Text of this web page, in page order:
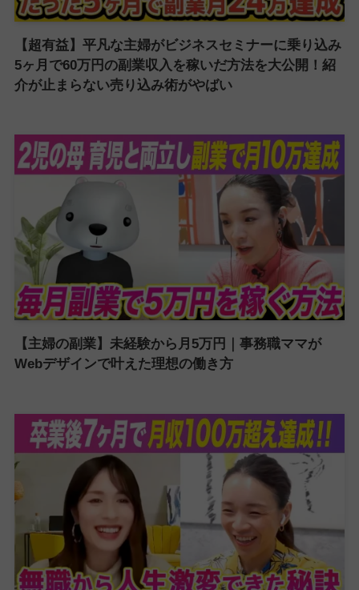
【超有益】平凡な主婦がビジネスセミナーに乗り込み
5ヶ月で60万円の副業収入を稼いだ方法を大公開！紹
介が止まらない売り込み術がやばい
【主婦の副業】未経験から月5万円｜事務職ママが
Webデザインで叶えた理想の働き方